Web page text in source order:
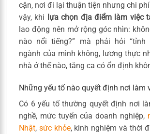
cận, nơi đi lại thuận tiện nhưng chi
vậy, khi
lựa chọn địa điểm làm việc
lao động nên mở rộng góc nhìn:
nào nổi tiếng?” mà phải hỏi
ngành của mình không, lương thực
nhà ở thế nào, tăng ca có ổn định
Những yếu tố nào quyết định nơi làm
Có 6 yếu tố thường quyết định nơi
nghề, mức tuyển của doanh nghiệp,
Nhật, sức khỏe, kinh nghiệm và thời